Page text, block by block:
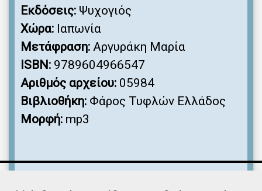
Εκδόσεις: Ψυχογιός
Χώρα: Ιαπωνία
Μετάφραση: Αργυράκη Μαρία
ISBN: 9789604966547
Αριθμός αρχείου: 05984
Βιβλιοθήκη: Φάρος Τυφλών Ελλάδος
Μορφή: mp3